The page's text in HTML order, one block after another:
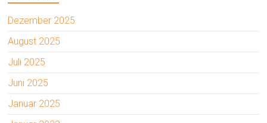
Dezember 2025
August 2025
Juli 2025
Juni 2025
Januar 2025